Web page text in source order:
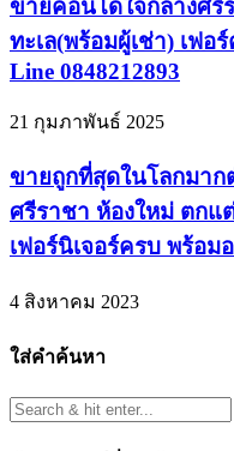
ขายคอนโดใจกลางศ
ทะเล(พร้อมผู้เช่า) เฟ
Line 0848212893
21 กุมภาพันธ์ 2025
ขายถูกที่สุดในโลกมา
ศรีราชา ห้องใหม่ ตกแ
เฟอร์นิเจอร์ครบ พร้อม
4 สิงหาคม 2023
ใส่คำค้นหา